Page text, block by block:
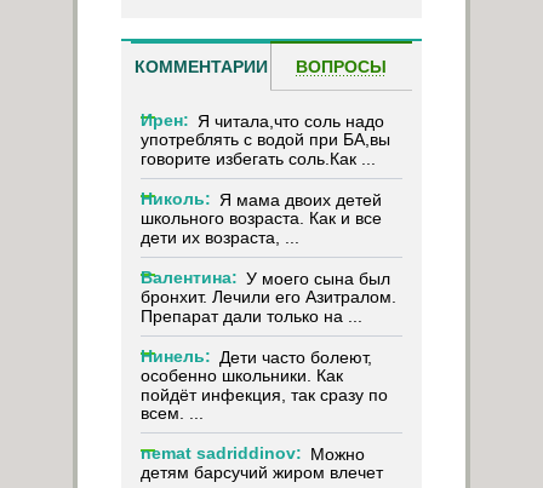
КОММЕНТАРИИ ВОПРОСЫ
Ирен: Я читала,что соль надо
употреблять с водой при БА,вы
говорите избегать соль.Как ...
Николь: Я мама двоих детей
школьного возраста. Как и все
дети их возраста, ...
Валентина: У моего сына был
бронхит. Лечили его Азитралом.
Препарат дали только на ...
Нинель: Дети часто болеют,
особенно школьники. Как
пойдёт инфекция, так сразу по
всем. ...
nemat sadriddinov: Можно
детям барсучий жиром влечет